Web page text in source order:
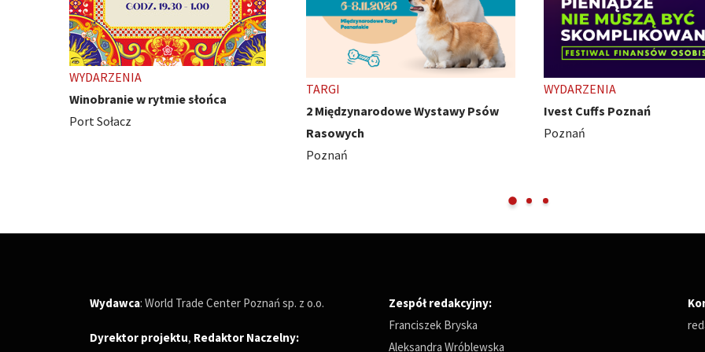
2 Międzynarodowe Wystawy Psów
WYDARZENIA
Ivest Cuffs Poznań
Poznań
TARGI
HobbyCon - z pasji się nie
Międzynarodowe Targi
Wydawca: World Trade Center Poznań sp. z o.o.
Dyrektor projektu, Redaktor Naczelny:
Zespół redakcyjny:
Franciszek Bryska
Aleksandra Wróblewska